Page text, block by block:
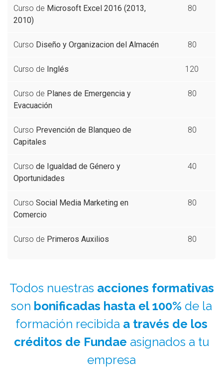
Curso de Microsoft Excel 2016 (2013,
2010)
80
Curso Diseño y Organizacion del Almacén 80
Curso de Inglés 120
Curso de Planes de Emergencia y
Evacuación
80
Curso Prevención de Blanqueo de
Capitales
80
Curso de Igualdad de Género y
Oportunidades
40
Curso Social Media Marketing en
Comercio
80
Curso de Primeros Auxilios 80
Todos nuestras acciones formativas
son bonificadas hasta el 100% de la
formación recibida a través de los
créditos de Fundae asignados a tu
empresa